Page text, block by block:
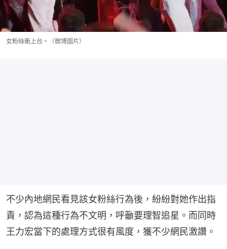
女粉絲衝上台。（微博圖片）
不少內地網民看見該女粉絲行為後，紛紛對她作出指
責，認為這種行為不文明，呼籲要理智追星。而同時
王力宏當下的處理方式很有風度，獲不少網民激讚。